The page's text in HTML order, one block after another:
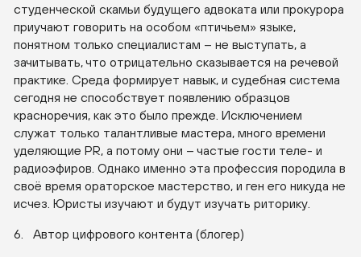
студенческой скамьи будущего адвоката или прокурора
приучают говорить на особом «птичьем» языке,
понятном только специалистам – не выступать, а
зачитывать, что отрицательно сказывается на речевой
практике. Среда формирует навык, и судебная система
сегодня не способствует появлению образцов
красноречия, как это было прежде. Исключением
служат только талантливые мастера, много времени
уделяющие PR, а потому они – частые гости теле- и
радиоэфиров. Однако именно эта профессия породила в
своё время ораторское мастерство, и ген его никуда не
исчез. Юристы изучают и будут изучать риторику.
6. Автор цифрового контента (блогер)